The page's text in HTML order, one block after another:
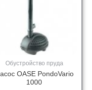
Обустройство пруда
OASE PondoVario
1000